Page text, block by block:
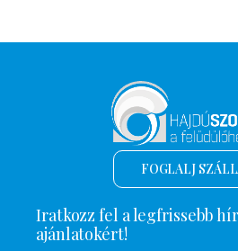
FOGLALJ
Iratkozz fel a legfrissebb
ajánlatokért!